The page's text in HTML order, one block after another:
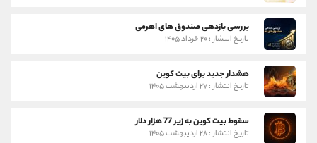
بررسی بازدهی صندوق های اهرمی
تاریخ انتشار : ۲۰ خرداد ۱۴۰۵
هشدار جدید برای بیت کوین
تاریخ انتشار : ۲۷ اردیبهشت ۱۴۰۵
سقوط بیت کوین به زیر 77 هزار دلار
تاریخ انتشار : ۲۸ اردیبهشت ۱۴۰۵